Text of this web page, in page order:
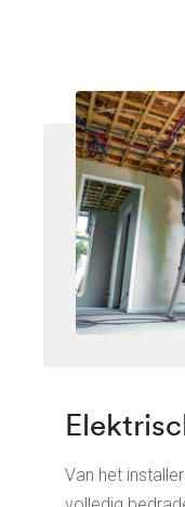
Van het